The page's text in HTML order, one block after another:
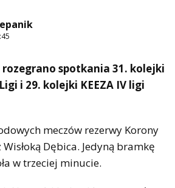
rozegrano spotkania 31. kolejki
i 29. kolejki KEEZA IV ligi
meczów rezerwy Korony
Wisłoką Dębica. Jedyną bramkę
w trzeciej minucie.